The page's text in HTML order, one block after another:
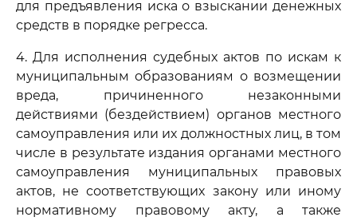
для предъявления иска о взыскании денежных
средств в порядке регресса.
4. Для исполнения судебных актов по искам к
муниципальным образованиям о возмещении
вреда, причиненного незаконными
действиями (бездействием) органов местного
самоуправления или их должностных лиц, в том
числе в результате издания органами местного
самоуправления муниципальных правовых
актов, не соответствующих закону или иному
нормативному правовому акту, а также